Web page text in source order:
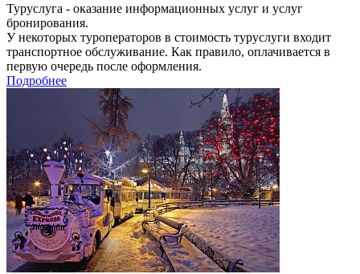
Туруслуга - оказание информационных услуг и услуг
бронирования.
У некоторых туроператоров в стоимость туруслуги входит
транспортное обслуживание. Как правило, оплачивается в
первую очередь после оформления.
Подробнее